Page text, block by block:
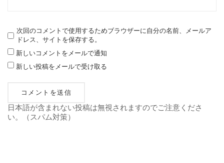
次回のコメントで使用するためブラウザーに自分の名前、メールア
ドレス、サイトを保存する。
新しいコメントをメールで通知
新しい投稿をメールで受け取る
日本語が含まれない投稿は無視されますのでご注意くださ
い。（スパム対策）